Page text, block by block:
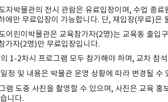
자박물관의 전시 관람은 유료입장이며, 수업 종료
에만 무료입장이 가능합니다. 단, 재입장(무료)은
어린이박물관은 교육참가자(2명)는 교육동 출입
가자(2명)만 무료입장입니다.
1-2차시 프로그램 모두 참가해야 하며, 교차 참
정 및 내용은 박물관 운영 상황에 따라 변경될 수
램 도중 사진을 촬영할 수 있으며, 사진은 교육 홍
니다.